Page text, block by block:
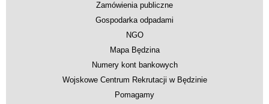
Zamówienia publiczne
Gospodarka odpadami
NGO
Mapa Będzina
Numery kont bankowych
Wojskowe Centrum Rekrutacji w Będzinie
Pomagamy